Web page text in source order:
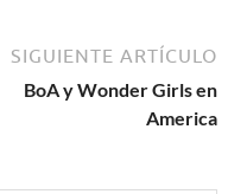
SIGUIENTE ARTÍCULO
BoA y Wonder Girls en
America